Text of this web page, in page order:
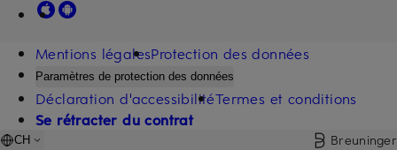
Mentions légalesProtection des données
Paramètres de protection des données
Déclaration d'accessibilitéTermes et conditions
Se rétracter du contrat
CH Breuninger